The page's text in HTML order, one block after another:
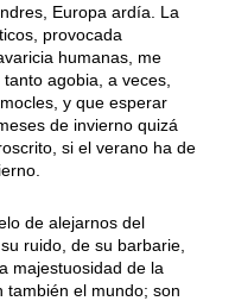
Europa ardía. La
provocada
humanas, me
agobia, a veces,
y que esperar
de invierno quizá
si el verano ha de
de alejarnos del
ruido, de su barbarie,
majestuosidad de la
también el mundo; son